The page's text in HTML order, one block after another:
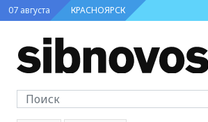
07 августа КРАСНОЯРСК